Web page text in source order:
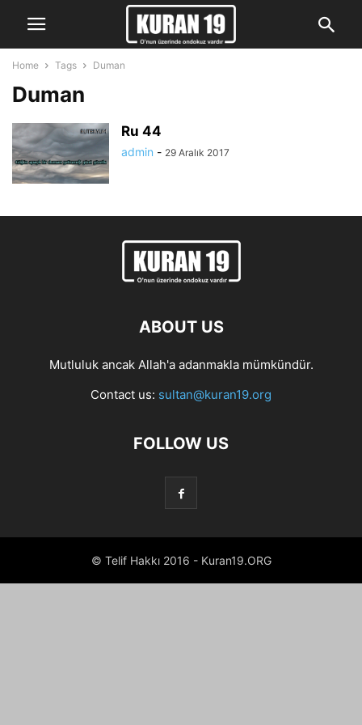
Home Tags Duman
Duman
Ru 44
admin - 29 Aralık 2017
ABOUT US
Mutluluk ancak Allah'a adanmakla mümkündür.
Contact us: sultan@kuran19.org
FOLLOW US
© Telif Hakkı 2016 - Kuran19.ORG